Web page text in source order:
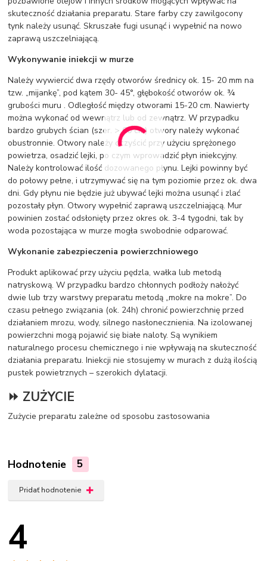
skuteczność działania preparatu. Stare farby czy zawilgocony
tynk należy usunąć. Skruszałe fugi usunąć i wypełnić na nowo
zaprawą uszczelniającą.
Wykonywanie iniekcji w murze
Należy wywiercić dwa rzędy otworów średnicy ok. 15- 20 mm na
tzw. „mijankę”, pod kątem 30- 45°, głębokość otworów ok. ¾
grubości muru . Odległość między otworami 15-20 cm. Nawierty
można wykonać od wewnątrz lub od zewnątrz. W przypadku
bardzo grubych ścian (szer. > 60 cm) otwory należy wykonać
obustronnie. Otwory należy oczyścić przy użyciu sprężonego
powietrza, osadzić lejki, po czym wprowadzić płyn iniekcyjny.
Należy kontrolować ilość dozowanego płynu. Lejki powinny być
do połowy pełne, i utrzymywać się na tym poziomie przez ok. dwa
dni. Gdy płynu nie będzie już ubywać lejki można usunąć i zlać
pozostały płyn. Otwory wypełnić zaprawą uszczelniającą. Mur
powinien zostać odsłonięty przez okres ok. 3-4 tygodni, tak by
woda pozostająca w murze mogła swobodnie odparować.
Wykonanie zabezpieczenia powierzchniowego
Produkt aplikować przy użyciu pędzla, wałka lub metodą
natryskową. W przypadku bardzo chłonnych podłoży nałożyć
dwie lub trzy warstwy preparatu metodą „mokre na mokre”. Do
czasu pełnego związania (ok. 24h) chronić powierzchnię przed
działaniem mrozu, wody, silnego nasłonecznienia. Na izolowanej
powierzchni mogą pojawić się białe naloty. Są wynikiem
naturalnego procesu chemicznego i nie wpływają na skuteczność
działania preparatu. Iniekcji nie stosujemy w murach z dużą ilością
pustek powietrznych – szerokich dylatacji.
⏩ ZUŻYCIE
Zużycie preparatu zależne od sposobu zastosowania
Hodnotenie 5
Pridať hodnotenie
4